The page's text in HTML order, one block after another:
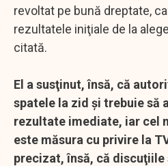
revoltat pe bună dreptate,
rezultatele iniţiale de la
citată.
El a susţinut, însă, că
spatele la zid şi trebuie să
rezultate imediate, iar cel
este măsura cu privire la
precizat, însă, că discuţiile